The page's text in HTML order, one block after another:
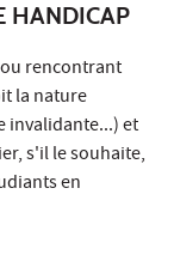
HANDICAP
rencontrant
la nature
invalidante...) et
s'il le souhaite,
en